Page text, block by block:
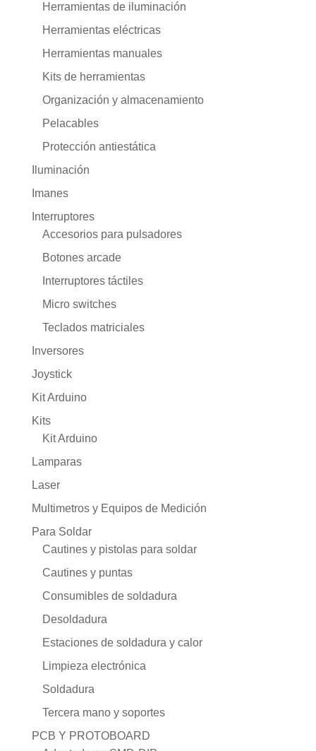
Herramientas de iluminación
Herramientas eléctricas
Herramientas manuales
Kits de herramientas
Organización y almacenamiento
Pelacables
Protección antiestática
Iluminación
Imanes
Interruptores
Accesorios para pulsadores
Botones arcade
Interruptores táctiles
Micro switches
Teclados matriciales
Inversores
Joystick
Kit Arduino
Kits
Kit Arduino
Lamparas
Laser
Multimetros y Equipos de Medición
Para Soldar
Cautines y pistolas para soldar
Cautines y puntas
Consumibles de soldadura
Desoldadura
Estaciones de soldadura y calor
Limpieza electrónica
Soldadura
Tercera mano y soportes
PCB Y PROTOBOARD